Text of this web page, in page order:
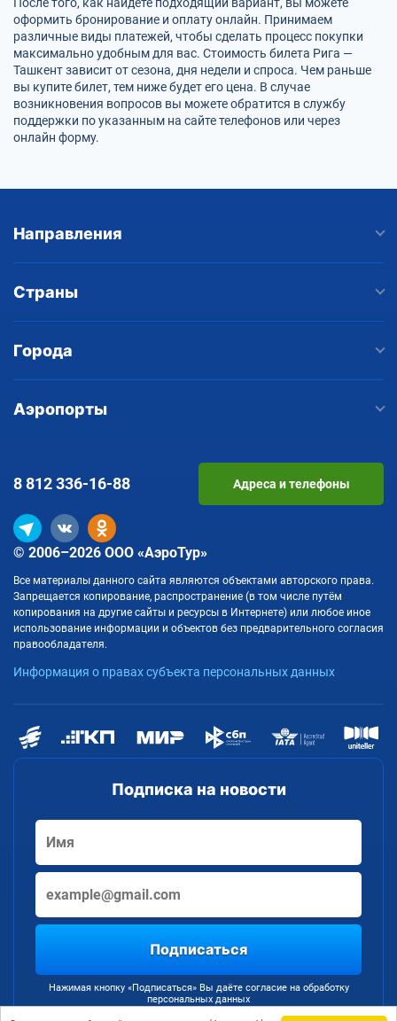
оформить бронирование и оплату онлайн. Принимаем
различные виды платежей, чтобы сделать процесс покупки
максимально удобным для вас. Стоимость билета Рига —
Ташкент зависит от сезона, дня недели и спроса. Чем раньше
вы купите билет, тем ниже будет его цена. В случае
возникновения вопросов вы можете обратится в службу
поддержки по указанным на сайте телефонов или через
онлайн форму.
Направления
Страны
Города
Аэропорты
Подписка на новости
Подписаться
Нажимая кнопку «Подписаться» Вы даёте согласие на обработку
персональных данных
© 2006–2026 ООО «АэроТур»
Все материалы данного сайта являются объектами авторского права.
Запрещается копирование, распространение (в том числе путём
копирования на другие сайты и ресурсы в Интернете) или любое иное
использование информации и объектов без предварительного согласия
правообладателя.
Информация о правах субъекта персональных данных
8 812336-16-88 Адреса и телефоны